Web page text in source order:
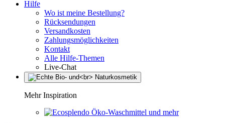
Hilfe
Wo ist meine Bestellung?
Rücksendungen
Versandkosten
Zahlungsmöglichkeiten
Kontakt
Alle Hilfe-Themen
Live-Chat
Mehr Inspiration
Öko-Waschmittel und mehr